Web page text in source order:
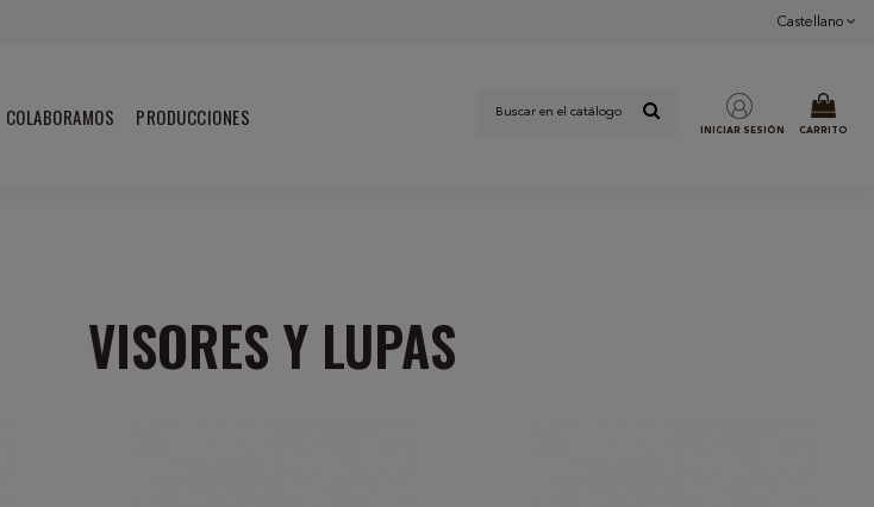
Castellano
COLABORAMOS PRODUCCIONES
INICIAR SESIÓN CARRITO
VISORES Y LUPAS